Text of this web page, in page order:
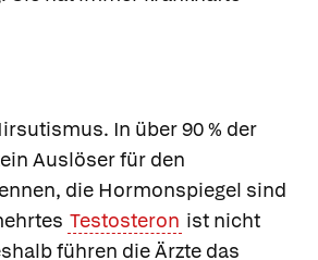
In über 90 % der
Auslöser für den
die Hormonspiegel sind
Testosteron ist nicht
führen die Ärzte das